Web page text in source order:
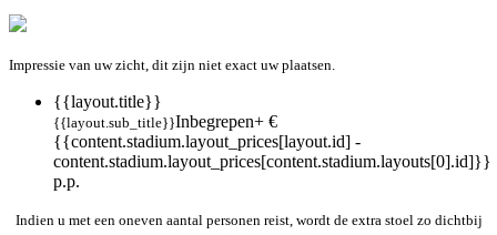
Impressie van uw zicht, dit zijn niet exact uw plaatsen.
{{layout.title}}
{{layout.sub_title}}Inbegrepen+ €
{{content.stadium.layout_prices[layout.id] -
content.stadium.layout_prices[content.stadium.layouts[0].id]}}
p.p.
Indien u met een oneven aantal personen reist, wordt de extra stoel zo dichtbij